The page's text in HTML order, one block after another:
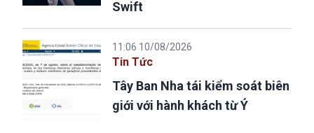
Swift
11:06 10/08/2026
Tin Tức
Tây Ban Nha tái kiểm soát biên
giới với hành khách từ Ý